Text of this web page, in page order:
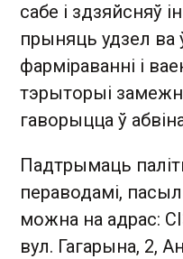
сабе і здзяйсняў
прыняць удзел
фарміраванні і
тэрыторыі
гаворыцца ў
Падтрымаць
пераводамі,
можна на адрас:
вул. Гагарына, 2,